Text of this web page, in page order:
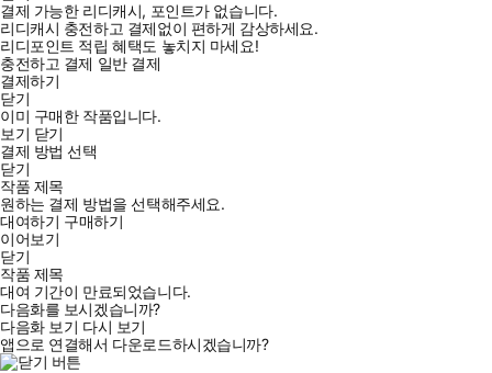
결제 가능한 리디캐시, 포인트가 없습니다.
리디캐시 충전하고 결제없이 편하게 감상하세요.
리디포인트 적립 혜택도 놓치지 마세요!
충전하고 결제 일반 결제
결제하기
닫기
이미 구매한 작품입니다.
보기 닫기
결제 방법 선택
닫기
작품 제목
원하는 결제 방법을 선택해주세요.
대여하기 구매하기
이어보기
닫기
작품 제목
대여 기간이 만료되었습니다.
다음화를 보시겠습니까?
다음화 보기 다시 보기
앱으로 연결해서 다운로드하시겠습니까?